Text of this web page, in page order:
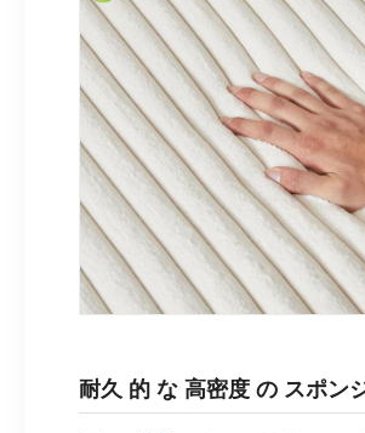
耐久 的 な 高密度 の スポン